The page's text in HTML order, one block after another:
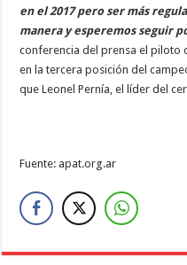
en el 2017 pero ser más
manera y esperemos seguir
conferencia del prensa el piloto
en la tercera posición del
que Leonel Pernía, el líder del
Fuente: apat.org.ar